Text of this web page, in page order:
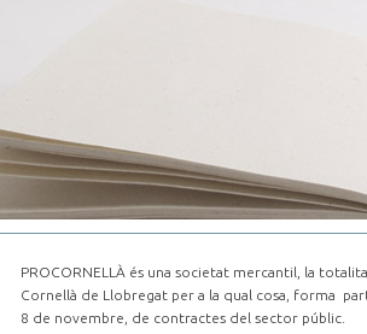
PROCORNELLÀ és una societat mercantil, la
Cornellà de Llobregat per a la qual cosa, forma
8 de novembre, de contractes del sector públic.